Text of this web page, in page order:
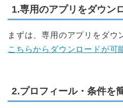
1.専用のアプリをダウン
まずは、専用のアプリをダウ
こちらからダウンロードが可
2.プロフィール・条件を